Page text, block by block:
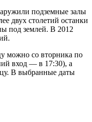
подземные залы
двух столетий останки
под землей. В 2012
можно со вторника по
вход — в 17:30), а
В выбранные даты